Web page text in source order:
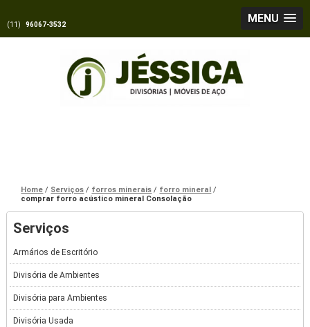
MENU
(11) 96067-3532
Home Serviços forros minerais
forro mineral
comprar forro acústico mineral Consolação
Serviços
Armários de Escritório
Divisória de Ambientes
Divisória para Ambientes
Divisória Usada